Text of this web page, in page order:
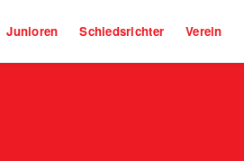
Junioren Schiedsrichter Verein